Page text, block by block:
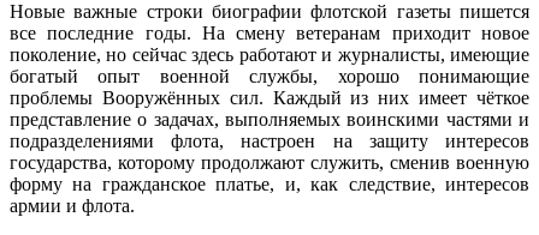
Новые важные строки биографии флотской газеты пишется
все последние годы. На смену ветеранам приходит новое
поколение, но сейчас здесь работают и журналисты, имеющие
богатый опыт военной службы, хорошо понимающие
проблемы Вооружённых сил. Каждый из них имеет чёткое
представление о задачах, выполняемых воинскими частями и
подразделениями флота, настроен на защиту интересов
государства, которому продолжают служить, сменив военную
форму на гражданское платье, и, как следствие, интересов
армии и флота.